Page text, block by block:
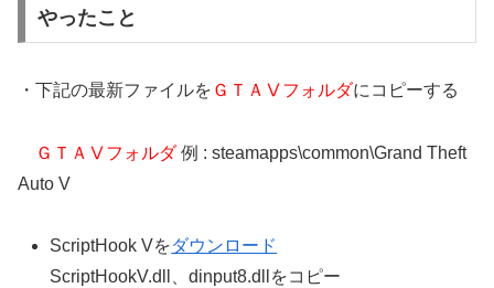
やったこと
・下記の最新ファイルを ＧＴＡⅤフォルダにコピーする
ＧＴＡⅤフォルダ例 : steamapps\common\Grand Theft
Auto V
ScriptHook Vをダウンロード
ScriptHookV.dll、dinput8.dllをコピー